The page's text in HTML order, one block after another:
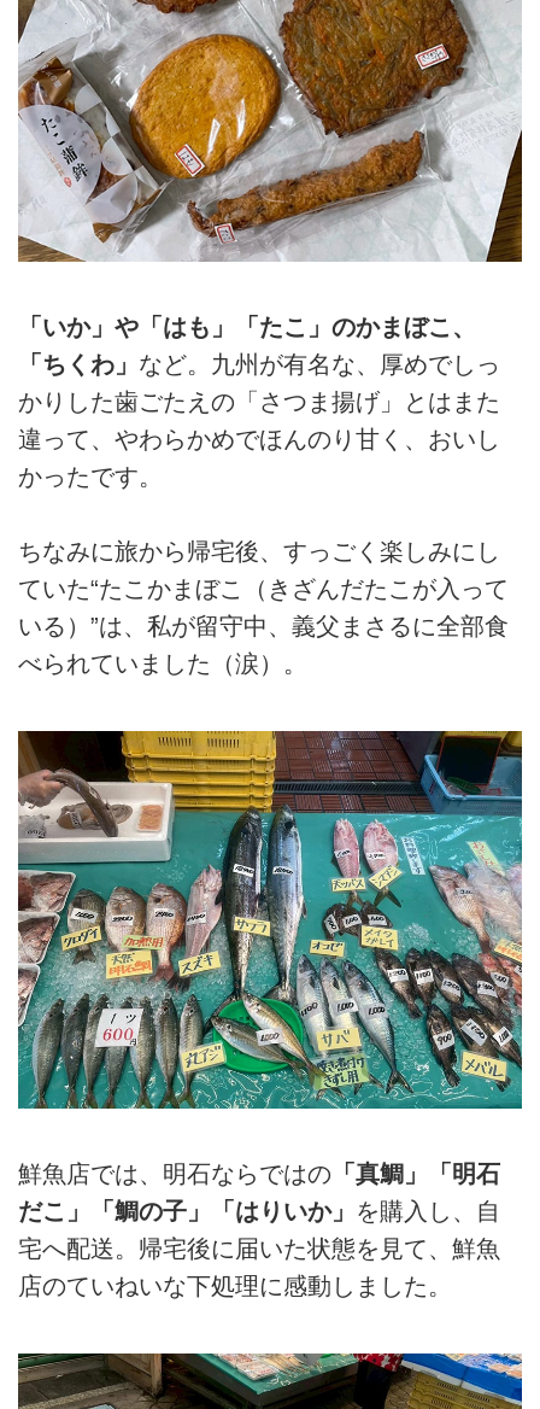
「いか」や「はも」「たこ」のかまぼこ、
「ちくわ」 など。九州が有名な、厚めでしっ
かりした歯ごたえの「さつま揚げ」とはまた
違って、やわらかめでほんのり甘く、おいし
かったです。
ちなみに旅から帰宅後、すっごく楽しみにし
ていた“たこかまぼこ（きざんだたこが入って
いる）”は、私が留守中、義父まさるに全部食
べられていました（涙）。
鮮魚店では、明石ならではの 「真鯛」「明石
だこ」「鯛の子」「はりいか」 を購入し、自
宅へ配送。帰宅後に届いた状態を見て、鮮魚
店のていねいな下処理に感動しました。